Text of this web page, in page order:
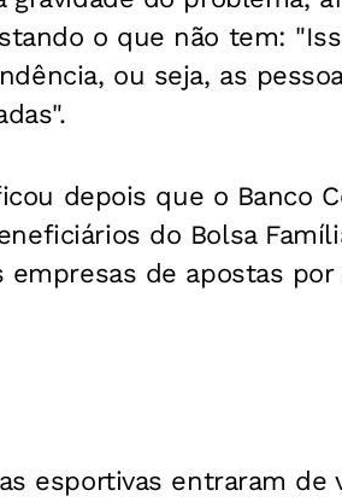
o que não tem:
ou seja, as
depois que o Banco
do Bolsa
de apostas
esportivas entraram de